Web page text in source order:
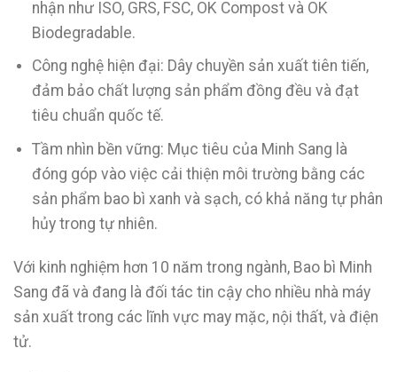
nhận như ISO, GRS, FSC, OK Compost và OK
Biodegradable.
Công nghệ hiện đại: Dây chuyền sản xuất tiên tiến,
đảm bảo chất lượng sản phẩm đồng đều và đạt
tiêu chuẩn quốc tế.
Tầm nhìn bền vững: Mục tiêu của Minh Sang là
đóng góp vào việc cải thiện môi trường bằng các
sản phẩm bao bì xanh và sạch, có khả năng tự phân
hủy trong tự nhiên.
Với kinh nghiệm hơn 10 năm trong ngành, Bao bì Minh
Sang đã và đang là đối tác tin cậy cho nhiều nhà máy
sản xuất trong các lĩnh vực may mặc, nội thất, và điện
tử.